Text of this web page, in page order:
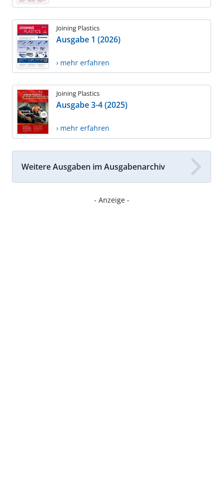
Joining Plastics
Ausgabe 1 (2026)
› mehr erfahren
Joining Plastics
Ausgabe 3-4 (2025)
› mehr erfahren
Weitere Ausgaben im Ausgabenarchiv
- Anzeige -